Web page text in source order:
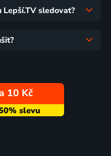
Lepší.TV sledovat?
10 Kč